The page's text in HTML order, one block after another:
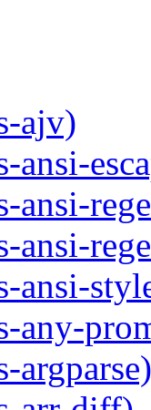
ajv)
ansi-
ansi-
ansi-
ansi-
any-
argparse)